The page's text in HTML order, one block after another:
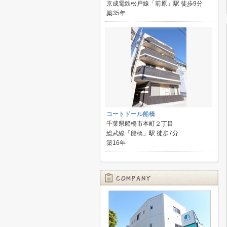
京成電鉄松戸線「前原」駅 徒歩9分
築35年
コートドール船橋
千葉県船橋市本町２丁目
総武線「船橋」駅 徒歩7分
築16年